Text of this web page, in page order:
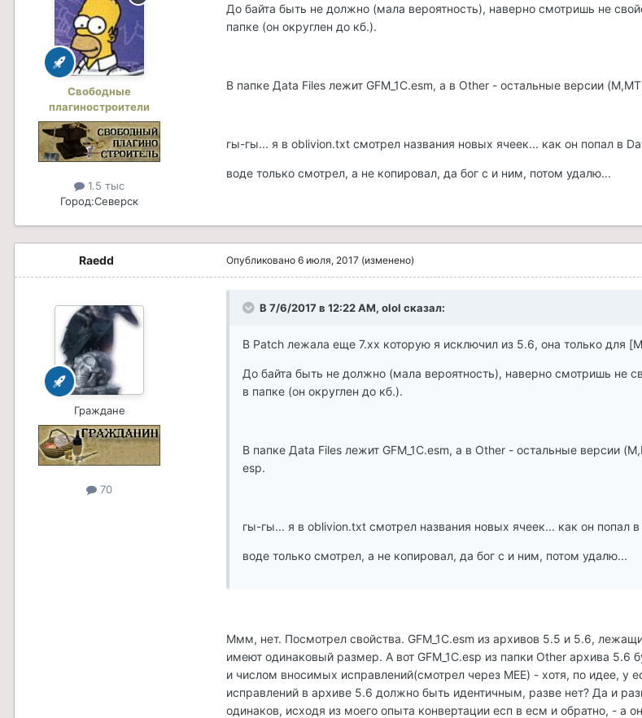
Свободные
плагиностроители
1.5 тыс
Город:Северск
До байта быть не должно (мала вероятность), наверно смотришь не
папке (он округлен до кб.).
В папке Дata Files лежит GFM_1C.esm, а в Other - остальные версии
гы-гы... я в oblivion.txt смотрел названия новых ячеек... как он попал в
воде только смотрел, а не копировал, да бог с и ним, потом удалю...
Raedd
Граждане
70
Опубликовано 6 июля, 2017 (изменено)
В 7/6/2017 в 12:22 AM, olol сказал:
В Patch лежала еще 7.хх которую я исключил из 5.6, она только для
До байта быть не должно (мала вероятность), наверно смотришь не
в папке (он округлен до кб.).
В папке Дata Files лежит GFM_1C.esm, а в Other - остальные версии
esp.
гы-гы... я в oblivion.txt смотрел названия новых ячеек... как он попал
воде только смотрел, а не копировал, да бог с и ним, потом удалю...
Ммм, нет. Посмотрел свойства. GFM_1C.esm из архивов 5.5 и 5.6,
имеют одинаковый размер. А вот GFM_1C.esp из папки Other архива 5.6
и числом вносимых исправлений(смотрел через MEE) - хотя, по идее, у
исправлений в архиве 5.6 должно быть идентичным, разве нет? Да и
одинаков, исходя из моего опыта конвертации есп в есм и обратно, - а